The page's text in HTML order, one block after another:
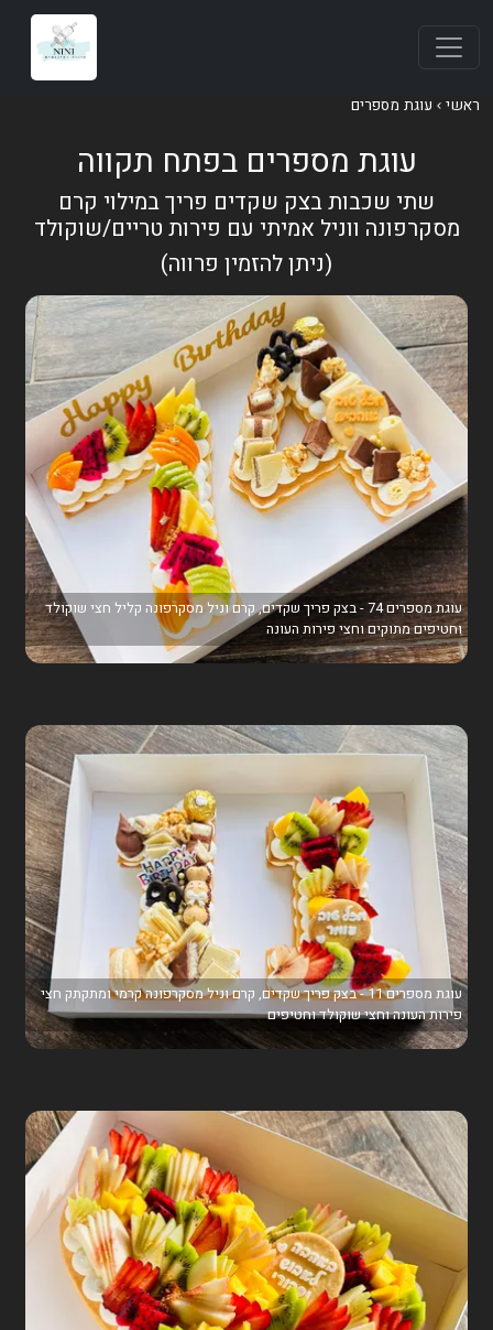
ראשי עוגת מספרים
עוגת מספרים בפתח תקווה
שתי שכבות בצק שקדים פריך במילוי קרם
מסקרפונה ווניל אמיתי עם פירות טריים/שוקולד
(ניתן להזמין פרווה)
עוגת מספרים 74 - בצק פריך שקדים, קרם וניל מסקרפונה קליל חצי שוקולד
וחטיפים מתוקים וחצי פירות העונה
עוגת מספרים 11 - בצק פריך שקדים, קרם וניל מסקרפונה קרמי ומתקתק חצי
פירות העונה וחצי שוקולד וחטיפים